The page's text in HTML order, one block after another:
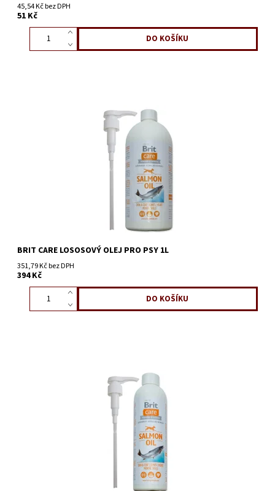
45,54 Kč bez DPH
51 Kč
BRIT CARE LOSOSOVÝ OLEJ PRO PSY 1L
351,79 Kč bez DPH
394 Kč